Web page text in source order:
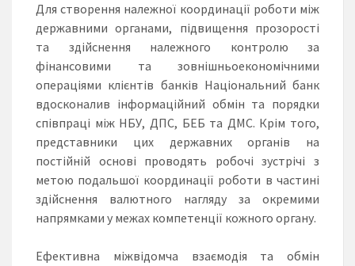
Для створення належної координації роботи між
державними органами, підвищення прозорості
та здійснення належного контролю за
фінансовими та зовнішньоекономічними
операціями клієнтів банків Національний банк
вдосконалив інформаційний обмін та порядки
співпраці між НБУ, ДПС, БЕБ та ДМС. Крім того,
представники цих державних органів на
постійній основі проводять робочі зустрічі з
метою подальшої координації роботи в частині
здійснення валютного нагляду за окремими
напрямками у межах компетенції кожного органу.
Ефективна міжвідомча взаємодія та обмін